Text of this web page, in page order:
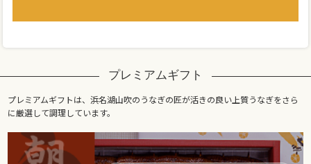
プレミアムギフト
プレミアムギフトは、浜名湖山吹のうなぎの匠が活きの良い上質うなぎをさら
に厳選して調理しています。